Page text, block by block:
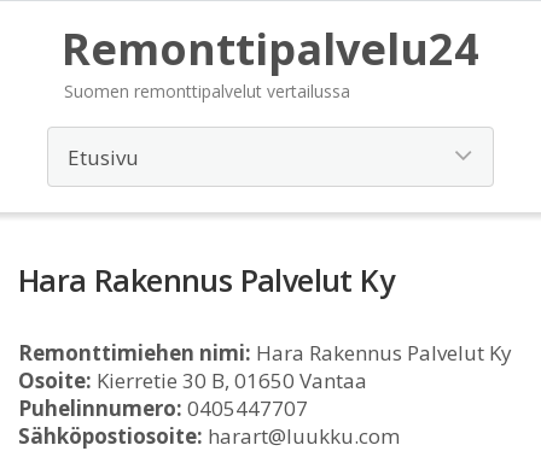
Remonttipalvelu24
Suomen remonttipalvelut vertailussa
Hara Rakennus Palvelut Ky
Remonttimiehen nimi: Hara Rakennus Palvelut Ky
Osoite: Kierretie 30 B, 01650 Vantaa
Puhelinnumero: 0405447707
Sähköpostiosoite: harart@luukku.com